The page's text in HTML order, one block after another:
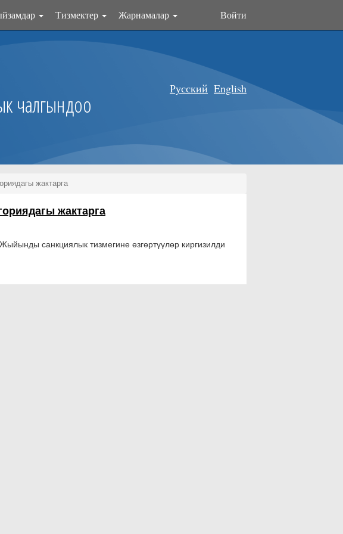
Тизмектер Жарнамалар Войти
чалгындоо
Русский English
жактарга
жактарга
санкциялык тизмегине өзгөртүүлөр киргизилди